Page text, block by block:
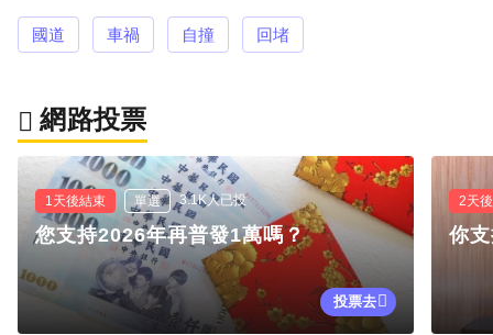
國道 車禍 自撞 回堵
網路投票
1天後結束 單選 3.1K人已投
您支持2026年再普發1萬嗎？
投票去
2天
你